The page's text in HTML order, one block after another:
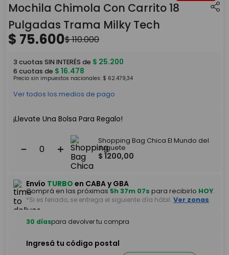
4.
monopatin
5 . toy story
Mochila Chimola Con Carrito 18
Pulgadas Trama Milky Tech
$ 75.600$110.000
3 cuotas SIN INTERÉS de $ 25.200
6 cuotas de $ 16.478
Precio sin impuestos nacionales: $ 62.479,34
Ver todos los medios de pago
¡Llevate Una Bolsa Para Regalo!
＋
－
Shopping Bag Chica El Mundo del
Juguete
$ 1200,00
Envío TURBO en CABA y GBA
Comprá en las próximas5h 37m 07s para recibirlo HOY.
*Si es feriado, se entrega el siguiente día hábil. Ver zonas
30 díaspara devolver tu compra
Ingresá tu código postal